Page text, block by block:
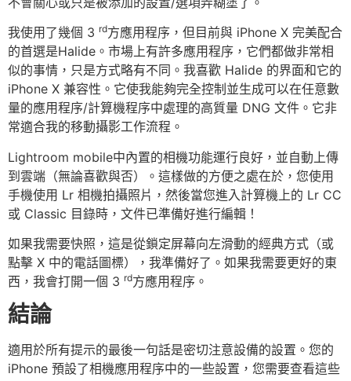
我使用了幾個 3 rd方應用程序，但目前與 iPhone X 完美配合
的首選是Halide。市場上有許多應用程序，它們都做非常相
似的事情，只是方式略有不同。我喜歡 Halide 的界面和它的
iPhone X 兼容性。它使我能夠完全控制並生成可以在任意數
量的應用程序/計算機程序中處理的高質量 DNG 文件。它非
常適合我的移動攝影工作流程。
Lightroom mobile中內置的相機功能運行良好，並自動上傳
到雲端（無論喜歡與否）。這樣做的方便之處在於，您使用
手機使用 Lr 相機拍攝照片，然後當您進入計算機上的 Lr CC
或 Classic 目錄時，文件已準備好進行編輯！
如果我需要快照，這是從鎖定屏幕向左滑動的經典方式（或
點擊 X 中的電話圖標），我準備好了。如果我需要更好的東
西，我會打開一個 3 rd方應用程序。
結論
適用於所有提示的最後一句話是密切注意設備的設置。您的
iPhone 預設了相機應用程序中的一些設置，您需要查看這些